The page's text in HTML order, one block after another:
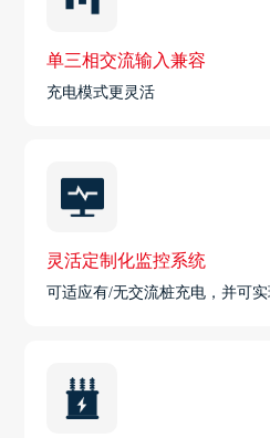
单三相交流输入兼容
充电模式更灵活
灵活定制化监控系统
可适应有/无交流桩充电，并可